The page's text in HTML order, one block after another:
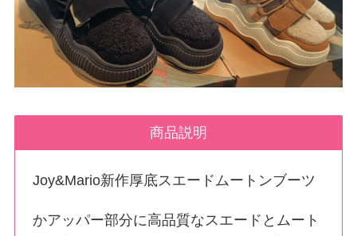
商品説明
Joy&Mario新作厚底スエードムートンブーツ
かアッパー部分に高品質なスエードとムート